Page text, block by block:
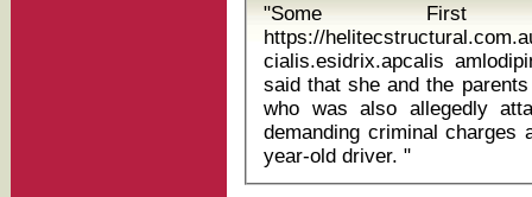
"Some First
https://
cialis.esidrix.apcalis amlodipine
said that she and the parents of
who was also allegedly
demanding criminal charges
year-old driver. "